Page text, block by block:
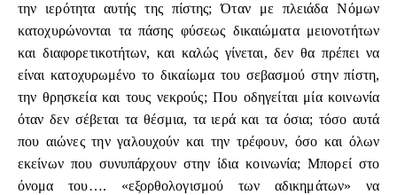
την ιερότητα αυτής της πίστης; Όταν με πλειάδα Νόμων
κατοχυρώνονται τα πάσης φύσεως δικαιώματα μειονοτήτων
και διαφορετικοτήτων, και καλώς γίνεται, δεν θα πρέπει να
είναι κατοχυρωμένο το δικαίωμα του σεβασμού στην πίστη,
την θρησκεία και τους νεκρούς; Που οδηγείται μία κοινωνία
όταν δεν σέβεται τα θέσμια, τα ιερά και τα όσια; τόσο αυτά
που αιώνες την γαλουχούν και την τρέφουν, όσο και όλων
εκείνων που συνυπάρχουν στην ίδια κοινωνία; Μπορεί στο
όνομα του…. «εξορθολογισμού των αδικημάτων» να